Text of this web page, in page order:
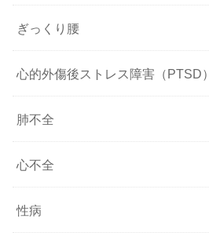
ぎっくり腰
心的外傷後ストレス障害（PTSD）
肺不全
心不全
性病